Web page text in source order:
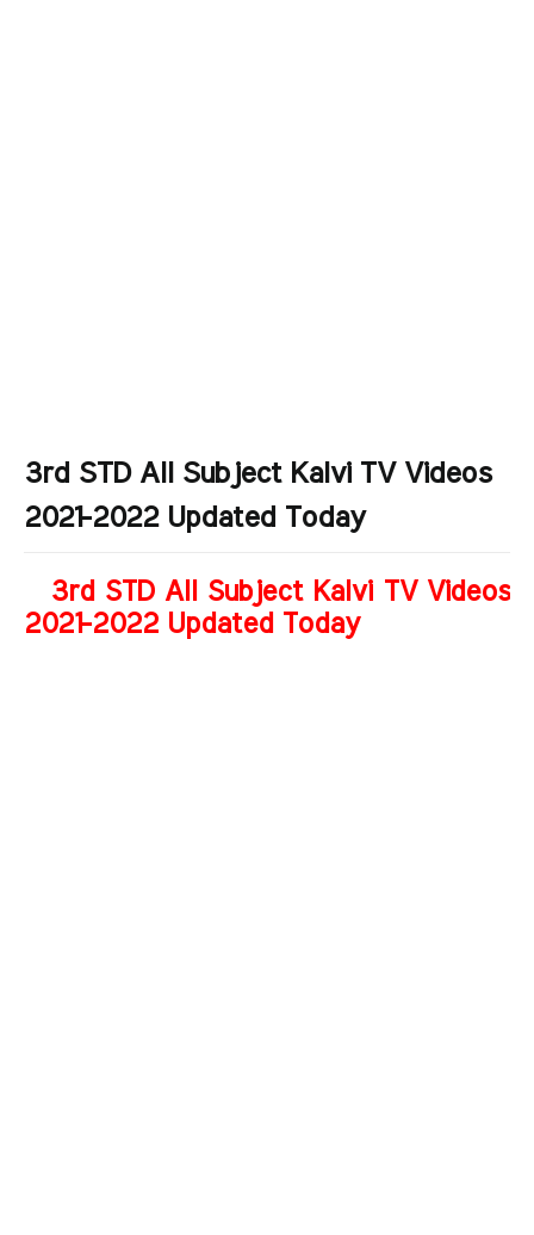
3rd STD All Subject Kalvi TV Videos
2021-2022 Updated Today
3rd STD All Subject Kalvi TV Videos
2021-2022 Updated Today